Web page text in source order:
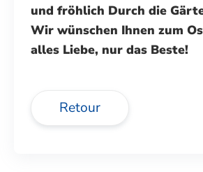
und fröhlich Durch die
Wir wünschen Ihnen zum
alles Liebe, nur das Beste!
Retour